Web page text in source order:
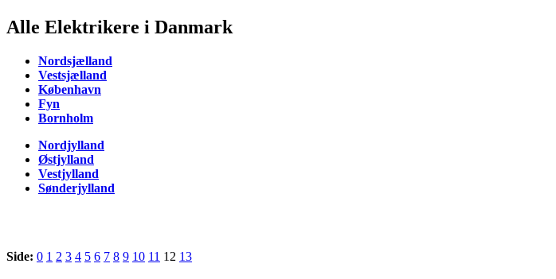
Alle Elektrikere i Danmark
Nordsjælland
Vestsjælland
København
Fyn
Bornholm
Nordjylland
Østjylland
Vestjylland
Sønderjylland
Side: 0 1 2 3 4 5 6 7 8 9 10 11 12 13